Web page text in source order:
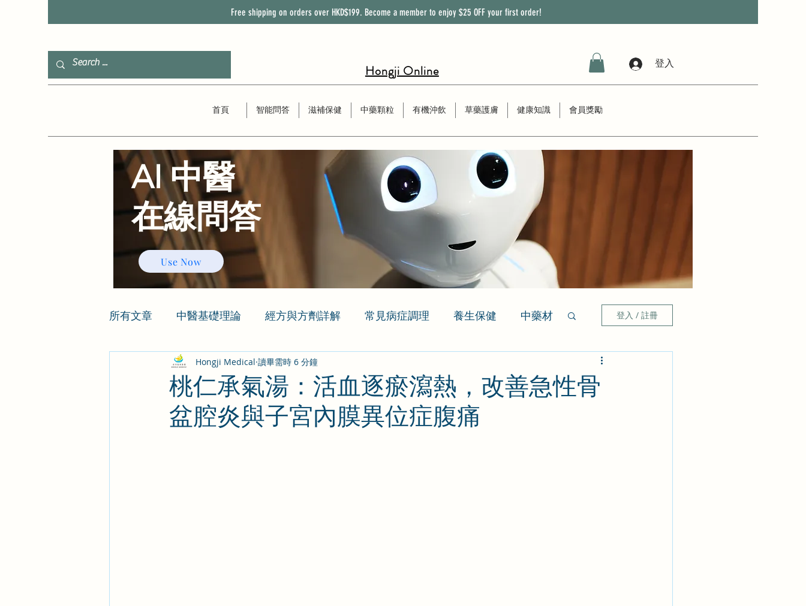
Free shipping on orders over HKD$199. Become a member to enjoy $25 OFF your first order!
Hongji Online 登入
首頁 智能問答 滋補保健 中藥顆粒 有機沖飲 草藥護膚 健康知識 會員獎勵
所有文章 中醫基礎理論 經方與方劑詳解 常見病症調理 養生保健 中藥材 登入 / 註冊
桃仁承氣湯：活血逐瘀瀉熱，改善急性骨
盆腔炎與子宮內膜異位症腹痛
Hongji Medical 讀畢需時 6 分鐘
Use Now
AI 中醫
​在線問答